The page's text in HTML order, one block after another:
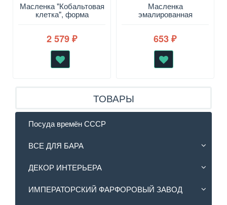
Масленка "Кобальтовая
клетка", форма
Прямоугольная
2 579 ₽
Масленка
эмалированная
653 ₽
ТОВАРЫ
Посуда времён СССР
ВСЕ ДЛЯ БАРА
ДЕКОР ИНТЕРЬЕРА
ИМПЕРАТОРСКИЙ ФАРФОРОВЫЙ ЗАВОД